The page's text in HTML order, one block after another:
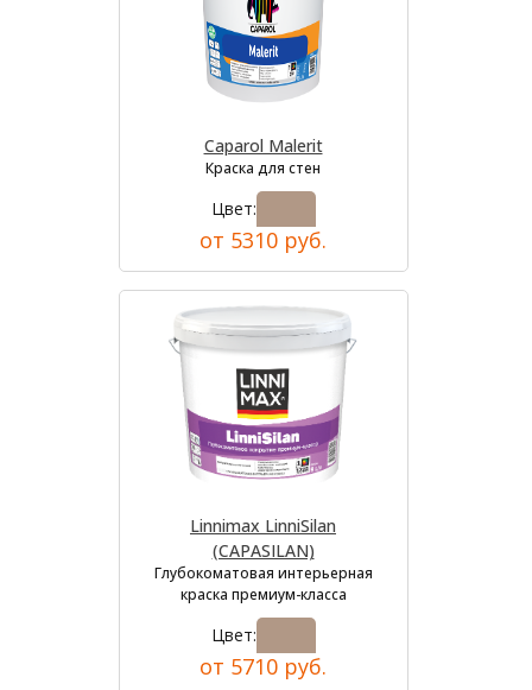
Caparol Malerit
Краска для стен
Цвет:
от 5310 руб.
Linnimax LinniSilan
(CAPASILAN)
Глубокоматовая интерьерная
краска премиум-класса
Цвет:
от 5710 руб.